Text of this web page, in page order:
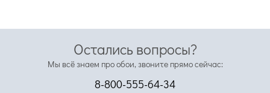
Остались вопросы?
Мы всё знаем про обои, звоните прямо сейчас:
8-800-555-64-34